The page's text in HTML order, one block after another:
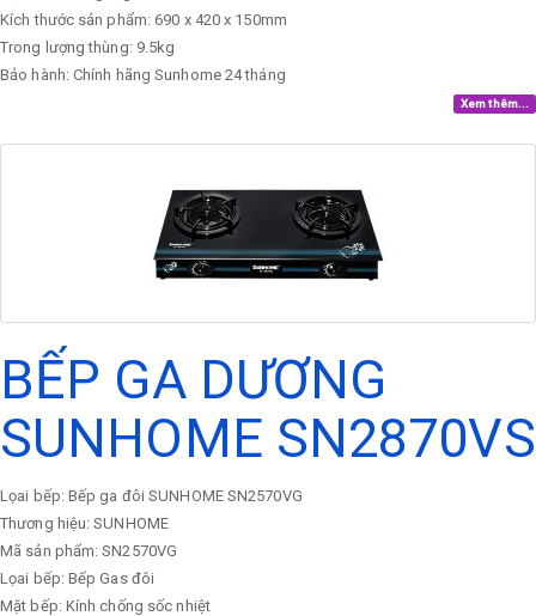
Kích thước sản phẩm: 690 x 420 x 150mm
Trong lượng thùng: 9.5kg
Bảo hành: Chính hãng Sunhome 24 tháng
Xem thêm...
BẾP GA DƯƠNG
SUNHOME SN2870VS
Lọai bếp: Bếp ga đôi SUNHOME SN2570VG
Thương hiệu: SUNHOME
Mã sản phẩm: SN2570VG
Lọai bếp: Bếp Gas đôi
Mặt bếp: Kính chống sốc nhiệt